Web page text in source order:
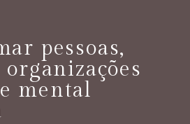
pessoas,
mental